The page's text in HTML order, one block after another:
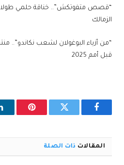
“قصص متفوتكش”.. خناقة حلمي طولان
الزمالك
“من أزياء البوغولان لشعب نكاندو”..
قبل أمم 2025
فيسبوك تويتر
المقالات ذات الصلة